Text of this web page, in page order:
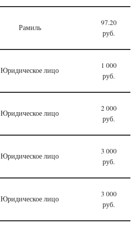
Рамиль
97.20
руб.
Юридическое лицо
1 000
руб.
Юридическое лицо
2 000
руб.
Юридическое лицо
3 000
руб.
Юридическое лицо
3 000
руб.